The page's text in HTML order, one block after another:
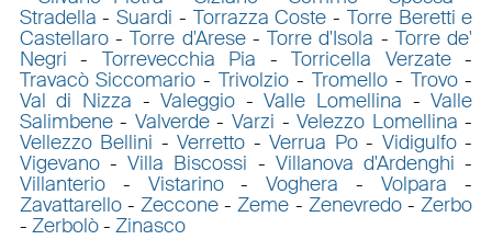
Stradella -Suardi - Torrazza Coste - Torre Beretti e
Castellaro-Torre d'Arese-Torre d'Isola -Torre de'
Negri - Torrevecchia Pia -Torricella Verzate-
Travacò Siccomario -Trivolzio - Tromello- Trovo-
Val di Nizza -Valeggio -Valle Lomellina -Valle
Salimbene- Valverde- Varzi -Velezzo Lomellina -
Vellezzo Bellini -Verretto -Verrua Po- Vidigulfo-
Vigevano-Villa Biscossi - Villanova d'Ardenghi -
Villanterio- Vistarino-Voghera -Volpara -
Zavattarello-Zeccone -Zeme - Zenevredo-Zerbo
- Zerbolò- Zinasco